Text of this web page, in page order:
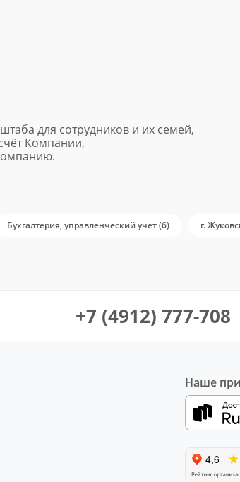
для сотрудников и их семей,
Компании,
Бухгалтерия, управленческий учет (6) г.
+7 (4912) 777-708
Наше